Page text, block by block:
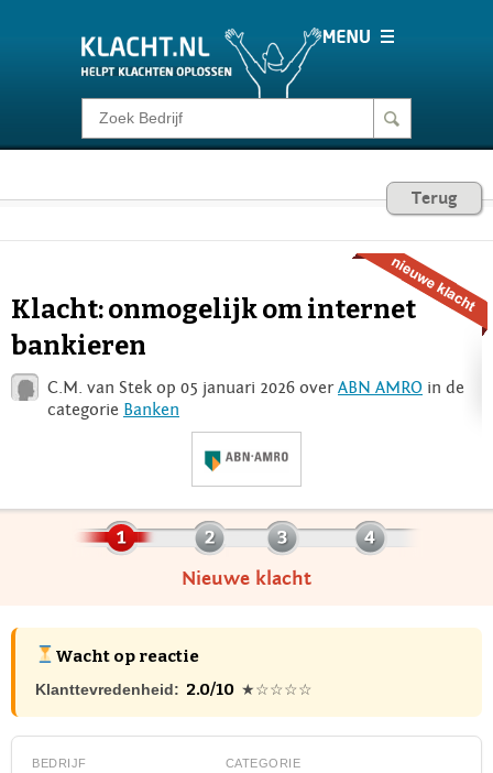
Klacht melden
Consumentenrecht
Login
Terug
Klacht: onmogelijk om internet
bankieren
C.M. van Stek op 05 januari 2026 overABN AMRO in de
categorie Banken
Nieuwe klacht
Wacht op reactie
Klanttevredenheid: 2.0/10 ★☆☆☆☆
BEDRIJF CATEGORIE